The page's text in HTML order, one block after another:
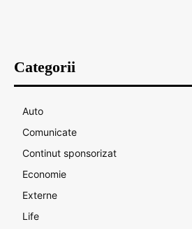
Categorii
Auto
Comunicate
Continut sponsorizat
Economie
Externe
Life